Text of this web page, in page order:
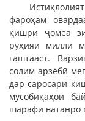
фароҳам
қишри ҷомеа
рӯҳияи миллӣ
гаштааст.
солим арзёбӣ
дар саросари
мусобиқаҳои
шарафи ватанро